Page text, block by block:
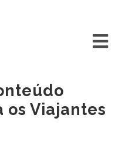
os Viajantes